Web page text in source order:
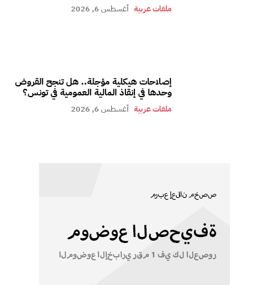
ملفات عربية أغسطس 6, 2026
إصلاحات هيكلية مؤجلة.. هل تنجح القروض
وحدها في إنقاذ المالية العمومية في تونس؟
ملفات عربية أغسطس 6, 2026